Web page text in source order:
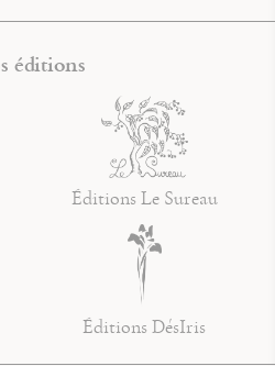
éditions
Éditions Le Sureau
Éditions DésIris